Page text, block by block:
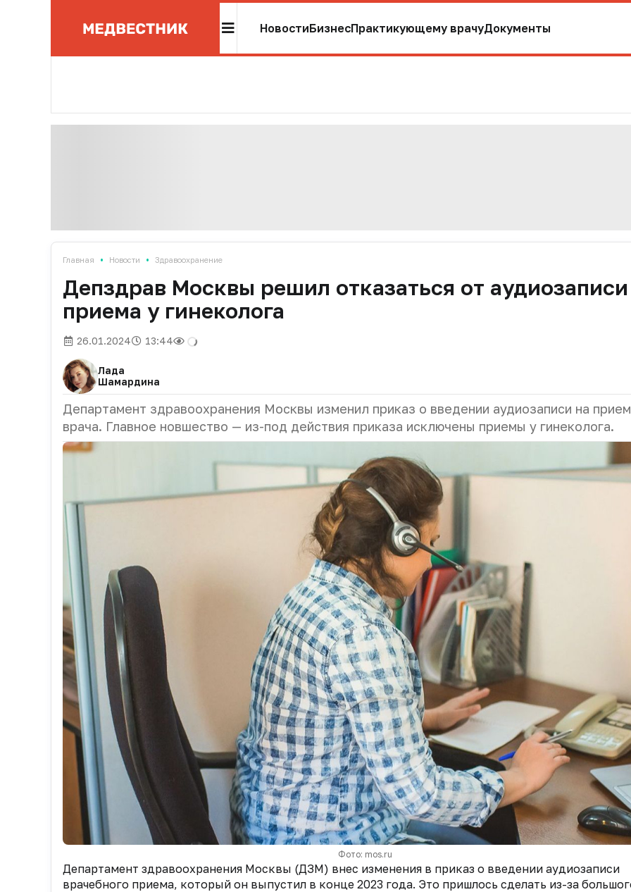
НовостиБизнесПрактикующему врачуДокументы
Главная • Новости • Здравоохранение
Депздрав Москвы решил отказаться от аудиозаписи
приема у гинеколога
26.01.2024 13:44
Лада
Шамардина
Департамент здравоохранения Москвы изменил приказ о введении аудиозаписи на
врача. Главное новшество — из-под действия приказа исключены приемы у гинеколога.
Фото: mos.ru
Департамент здравоохранения Москвы (ДЗМ) внес изменения в приказ о введении аудиозаписи
врачебного приема, который он выпустил в конце 2023 года. Это пришлось сделать из-за